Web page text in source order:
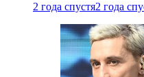
2 года спустя2 года